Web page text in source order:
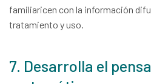
familiaricen con la información
tratamiento y uso.
7. Desarrolla el